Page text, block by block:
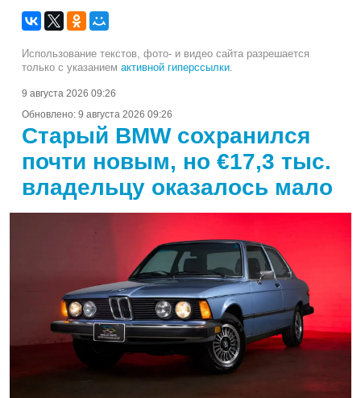
Использование текстов, фото- и видео сайта разрешается
только с указанием активной гиперссылки
9 августа 2026 09:26
Обновлено: 9 августа 2026 09:26
Старый BMW сохранился
почти новым, но €17,3 тыс.
владельцу оказалось мало